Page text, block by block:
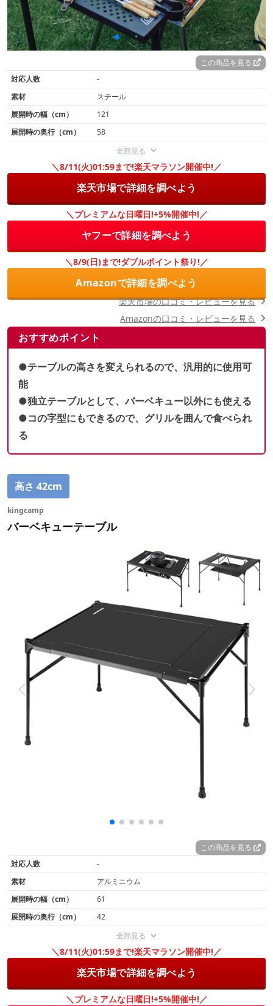
この商品を見る
対応人数
-
素材
スチール
展開時の幅（cm）
121
展開時の奥行（cm）
58
全部見る
＼8/11(火)01:59まで!楽天マラソン開催中!／
楽天市場で詳細を調べよう
＼プレミアムな日曜日!+5%開催中!／
ヤフーで詳細を調べよう
＼8/9(日)まで!ダブルポイント祭り!／
Amazonで詳細を調べよう
おすすめポイント
●テーブルの高さを変えられるので、汎用的に使用可
能
●独立テーブルとして、バーベキュー以外にも使える
●コの字型にもできるので、グリルを囲んで食べられ
る
楽天市場の口コミ・レビューを見る
Amazonの口コミ・レビューを見る
高さ 42cm
kingcamp
バーベキューテーブル
この商品を見る
対応人数
-
素材
アルミニウム
展開時の幅（cm）
61
展開時の奥行（cm）
42
全部見る
＼8/11(火)01:59まで!楽天マラソン開催中!／
楽天市場で詳細を調べよう
＼プレミアムな日曜日!+5%開催中!／